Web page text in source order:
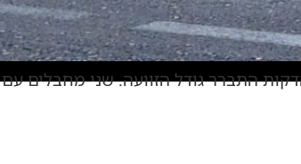
שעברו הדקות התברר גודל הזוועה. שני מחבלים עם